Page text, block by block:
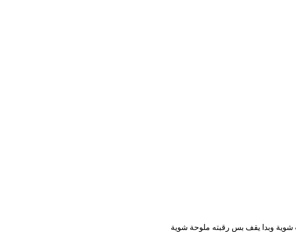
شوية وبدا يقف بس رقبته ملوحة شوية